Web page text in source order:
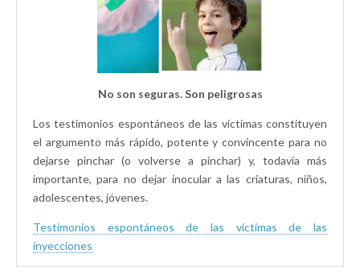
No son seguras. Son peligrosas
Los testimonios espontáneos de las víctimas constituyen
el argumento más rápido, potente y convincente para no
dejarse pinchar (o volverse a pinchar) y, todavía más
importante, para no dejar inocular a las criaturas, niños,
adolescentes, jóvenes.
Testimonios espontáneos de las víctimas de las
inyecciones